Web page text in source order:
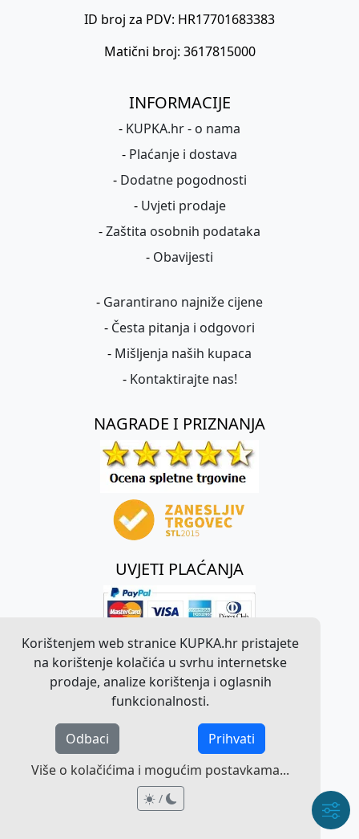
Korištenjem web stranice KUPKA.hr pristajete
na korištenje kolačića u svrhu internetske
prodaje, analize korištenja i oglasnih
funkcionalnosti.
Odbaci
Prihvati
Više o kolačićima i mogućim postavkama...
/
ID broj za PDV: HR17701683383
Matični broj: 3617815000
INFORMACIJE
- KUPKA.hr - o nama
- Plaćanje i dostava
- Dodatne pogodnosti
- Uvjeti prodaje
-Zaštita osobnih podataka
- Obavijesti
- Garantirano najniže cijene
- Česta pitanja i odgovori
- Mišljenja naših kupaca
- Kontaktirajte nas!
NAGRADE I PRIZNANJA
UVJETI PLAĆANJA
©2026KUPKA.hr. Sva prava pridržana.
Pravna obavijest o radu web stranice
/